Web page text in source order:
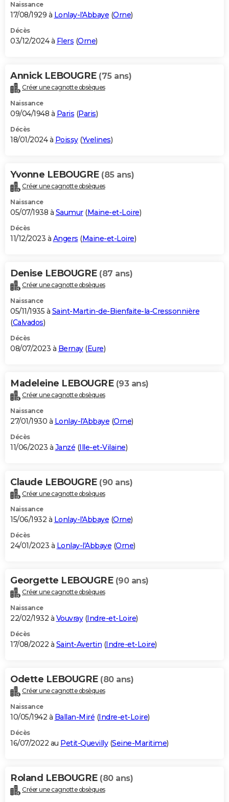
Naissance
17/08/1929 à Lonlay-l'Abbaye (Orne)
Décès
03/12/2024 à Flers (Orne)
Annick LEBOUGRE (75 ans)
Créer une cagnotte obsèques
Naissance
09/04/1948 à Paris (Paris)
Décès
18/01/2024 à Poissy(Yvelines)
Yvonne LEBOUGRE (85 ans)
Créer une cagnotte obsèques
Naissance
05/07/1938 à Saumur(Maine-et-Loire)
Décès
11/12/2023 à Angers (Maine-et-Loire)
Denise LEBOUGRE (87 ans)
Créer une cagnotte obsèques
Naissance
05/11/1935 à Saint-Martin-de-Bienfaite-la-Cressonnière
(Calvados)
Décès
08/07/2023 à Bernay(Eure)
Madeleine LEBOUGRE (93 ans)
Créer une cagnotte obsèques
Naissance
27/01/1930 à Lonlay-l'Abbaye (Orne)
Décès
11/06/2023 à Janzé (Ille-et-Vilaine)
Claude LEBOUGRE (90 ans)
Créer une cagnotte obsèques
Naissance
15/06/1932 à Lonlay-l'Abbaye (Orne)
Décès
24/01/2023 à Lonlay-l'Abbaye (Orne)
Georgette LEBOUGRE (90 ans)
Créer une cagnotte obsèques
Naissance
22/02/1932 à Vouvray(Indre-et-Loire)
Décès
17/08/2022 à Saint-Avertin (Indre-et-Loire)
Odette LEBOUGRE (80 ans)
Créer une cagnotte obsèques
Naissance
10/05/1942 à Ballan-Miré (Indre-et-Loire)
Décès
16/07/2022 au Petit-Quevilly(Seine-Maritime)
Roland LEBOUGRE (80 ans)
Créer une cagnotte obsèques